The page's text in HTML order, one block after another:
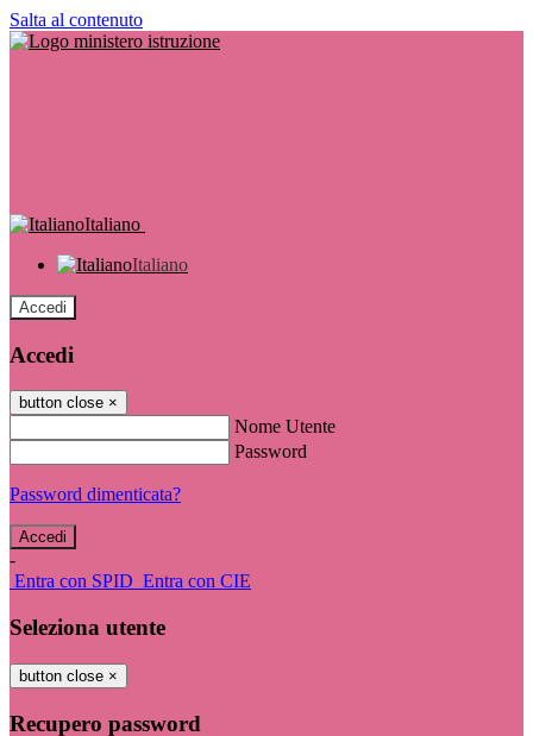
Salta al contenuto
Italiano
Italiano
Accedi
Accedi
button close ×
Nome Utente
Password
Password dimenticata?
-
Entra con SPID Entra con CIE
Seleziona utente
button close ×
Recupero password